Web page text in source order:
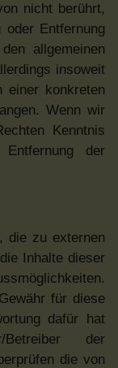
nicht berührt,
Entfernung
allgemeinen
insoweit
konkreten
Wenn wir
Kenntnis
der
die zu externen
Inhalte dieser
für diese
dafür hat
der
die von